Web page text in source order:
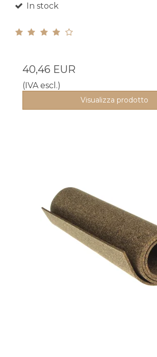
In stock
40,46 EUR
(IVA escl.)
Visualizza prodotto